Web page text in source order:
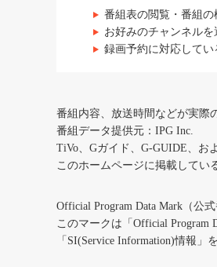
番組表の閲覧・番組
お好みのチャンネル
録画予約に対応して
番組内容、放送時間などが実際
番組データ提供元：IPG Inc.
TiVo、Gガイド、G-GUIDE、お
このホームページに掲載してい
Official Program Data Mark（公
このマークは「Official Program
「SI(Service Information)情報